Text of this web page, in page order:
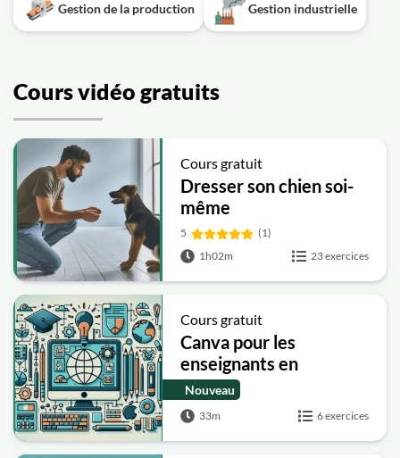
Gestion de la production Gestion industrielle
Cours vidéo gratuits
Cours gratuit
Dresser son chien soi-
même
5
(1)
1h02m
23 exercices
Cours gratuit
Canva pour les
enseignants en
pédagogie
Nouveau
33m 6 exercices